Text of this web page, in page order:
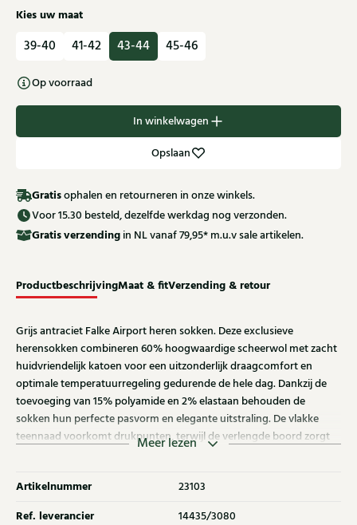
Kies uw maat
39-40 41-42 43-44 45-46
Op voorraad
In winkelwagen
Opslaan
Gratisophalen en retourneren in onze winkels.
Voor 15.30 besteld, dezelfde werkdag nog verzonden.
Gratisverzending in NL vanaf 79,95* m.u.v sale artikelen.
ProductbeschrijvingMaat & fitVerzending & retour
Grijs antraciet Falke Airport heren sokken. Deze exclusieve
herensokken combineren 60% hoogwaardige scheerwol met zacht
huidvriendelijk katoen voor een uitzonderlijk draagcomfort en
optimale temperatuurregeling gedurende de hele dag. Dankzij de
toevoeging van 15% polyamide en 2% elastaan behouden de
sokken hun perfecte pasvorm en elegante uitstraling. De vlakke
teennaad voorkomt drukpunten, terwijl de verlengde boord zorgt
tijdloze uitstraling. Ontdek ook de andere herensokken van Falke bij
Meer lezen
Artikelnummer 23103
Ref. leverancier 14435/3080